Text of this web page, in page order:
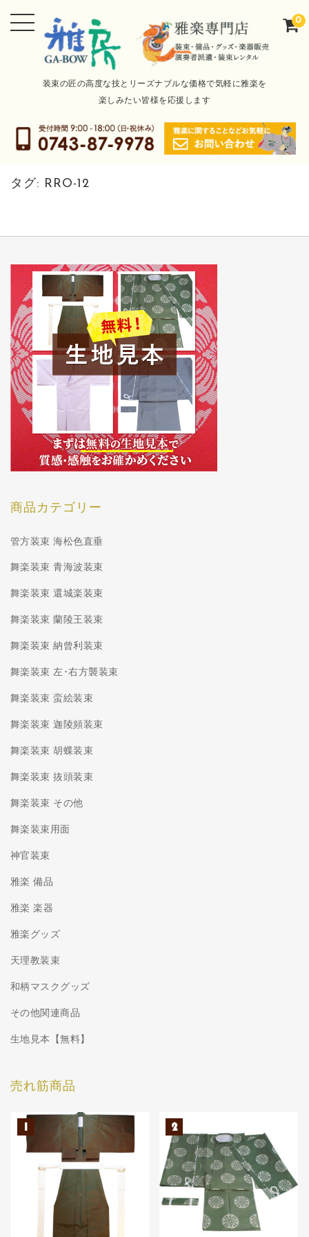
装束の匠の高度な技とリーズナブルな価格で気軽に雅楽を
楽しみたい皆様を応援します
0
タグ: RRO-12
商品カテゴリー
管方装束 海松色直垂
舞楽装束 青海波装束
舞楽装束 還城楽装束
舞楽装束 蘭陵王装束
舞楽装束 納曾利装束
舞楽装束 左･右方襲装束
舞楽装束 蛮絵装束
舞楽装束 迦陵頻装束
舞楽装束 胡蝶装束
舞楽装束 抜頭装束
舞楽装束 その他
舞楽装束用面
神官装束
雅楽 備品
雅楽 楽器
雅楽グッズ
天理教装束
和柄マスクグッズ
その他関連商品
生地見本【無料】
売れ筋商品